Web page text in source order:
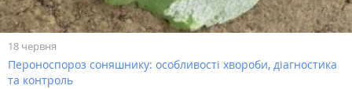
18 червня
Пероноспороз соняшнику: особливості хвороби, діагностика
та контроль